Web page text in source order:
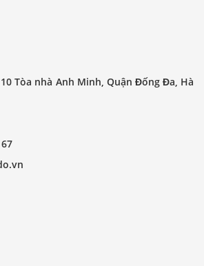
Tòa nhà Anh Minh, Quận Đống Đa, Hà